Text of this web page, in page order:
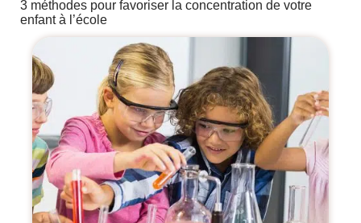
3 méthodes pour favoriser la concentration de votre
enfant à l’école